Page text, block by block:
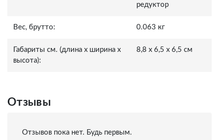
редуктор
Вес, брутто: 0.063 кг
Габариты см. (длина x ширина x
высота):
8,8 x 6,5 x 6,5 см
Отзывы
Отзывов пока нет. Будь первым.